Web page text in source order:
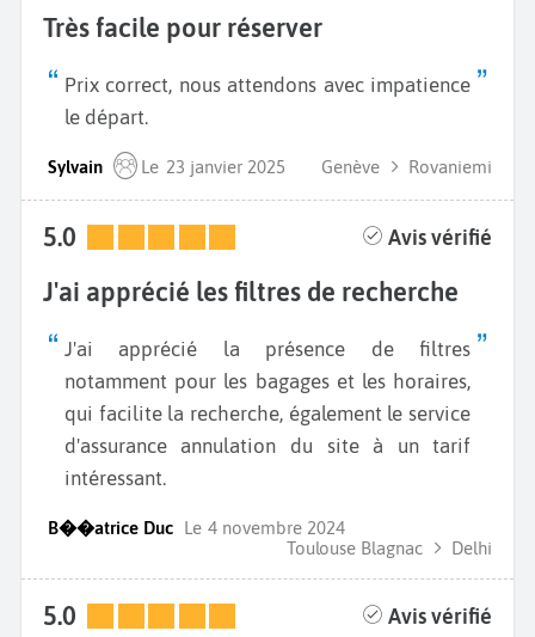
Très facile pour réserver
Prix correct, nous attendons avec impatience
le départ.
Sylvain Le 23 janvier 2025 Genève Rovaniemi
5.0 Avis vérifié
J'ai apprécié les filtres de recherche
J'ai apprécié la présence de filtres
notamment pour les bagages et les horaires,
qui facilite la recherche, également le service
d'assurance annulation du site à un tarif
intéressant.
B��atrice Duc Le 4 novembre 2024
Toulouse Blagnac
Delhi
5.0 Avis vérifié